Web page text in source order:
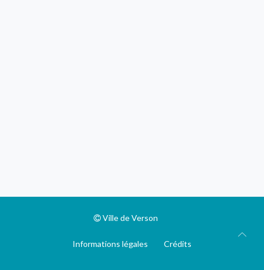
Ville de Verson
Informations légales Crédits